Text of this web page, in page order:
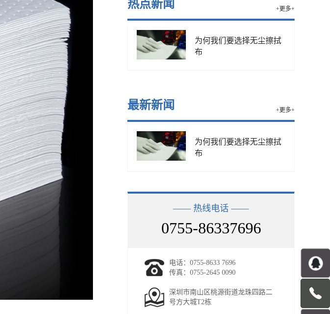
热点新闻 +更多+
为何我们要选择无尘擦拭
布
最新新闻 +更多+
为何我们要选择无尘擦拭
布
—— 热线电话 ——
0755-86337696
电话：0755-8633 7696
传真：0755-2645 0090
深圳市南山区桃源街道龙珠四路二
号方大城T2栋